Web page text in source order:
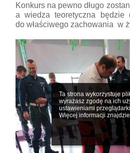
Ta strona wykorzystuje
wyrażasz zgodę na ich
ustawieniami
Więcej informacji
Konkurs na pewno długo
a wiedza teoretyczna będzie
do właściwego zachowania w